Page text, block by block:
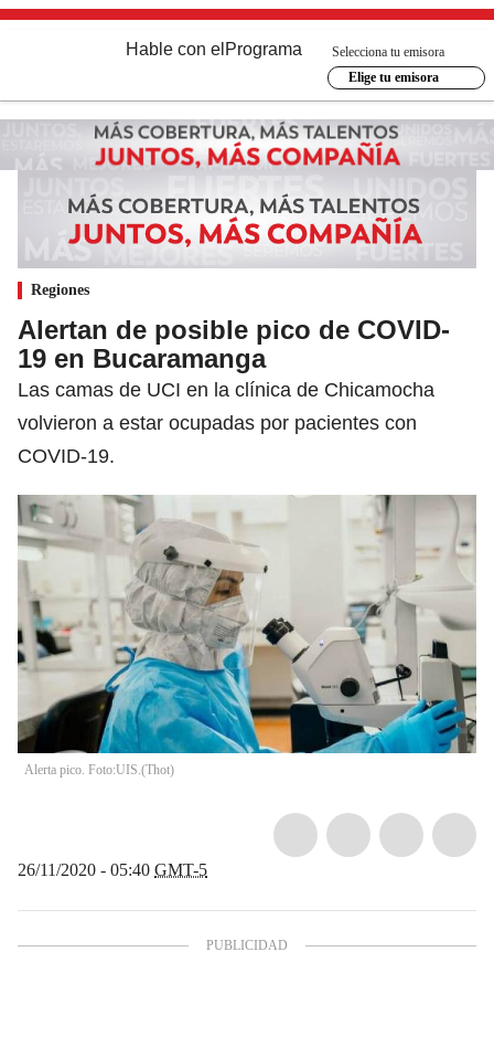
Hable con el Programa
Selecciona tu emisora
Elige tu emisora
Regiones
Alertan de posible pico de COVID-
19 en Bucaramanga
Las camas de UCI en la clínica de Chicamocha
volvieron a estar ocupadas por pacientes con
COVID-19.
Alerta pico. Foto:UIS.(Thot)
26/11/2020 - 05:40 GMT-5